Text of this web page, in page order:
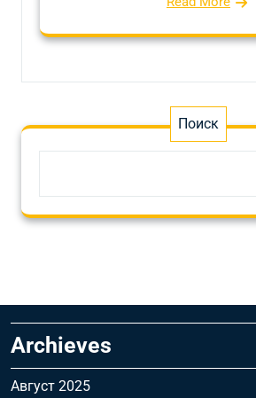
Поиск
Archieves
Август 2025